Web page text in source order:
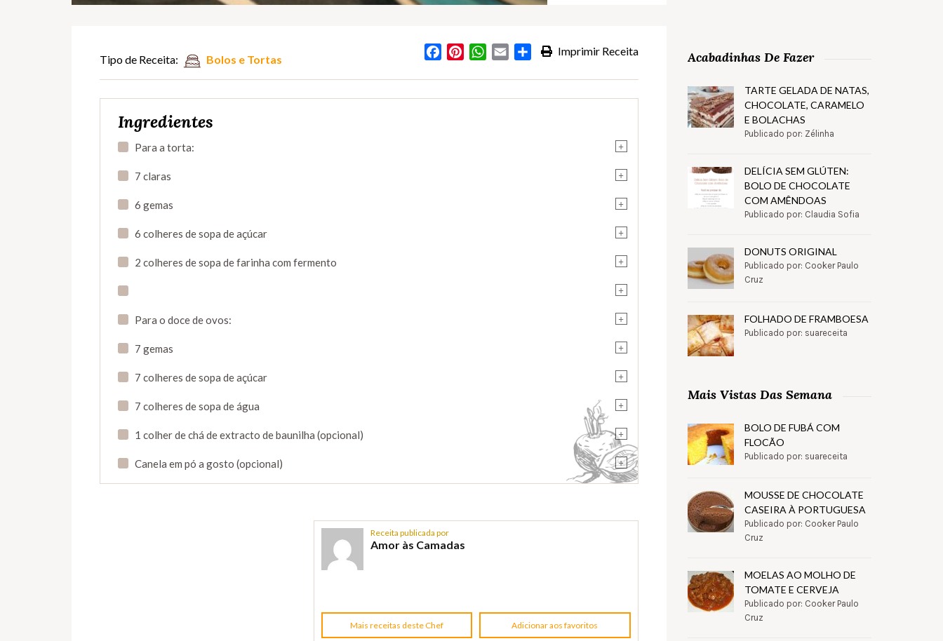
Imprimir Receita
FacebookPinterestWhatsApp
Email Partilhar
Tipo de Receita: Bolos e Tortas
Ingredientes
+
Para a torta:
+
7 claras
+
6 gemas
+
6 colheres de sopa de açúcar
+
2 colheres de sopa de farinha com fermento
+
+
Para o doce de ovos:
+
7 gemas
+
7 colheres de sopa de açúcar
+
7 colheres de sopa de água
+
1 colher de chá de extracto de baunilha (opcional)
+
Canela em pó a gosto (opcional)
Receita publicada por
Amor às Camadas
Mais receitas deste Chef Adicionar aos favoritos
Acabadinhas De Fazer
TARTE GELADA DE NATAS,
CHOCOLATE, CARAMELO
E BOLACHAS
Publicado por: Zélinha
DELÍCIA SEM GLÚTEN:
BOLO DE CHOCOLATE
COM AMÊNDOAS
Publicado por: Claudia Sofia
DONUTS ORIGINAL
Publicado por: Cooker Paulo
Cruz
FOLHADO DE FRAMBOESA
Publicado por: suareceita
Mais Vistas Das Semana
BOLO DE FUBÁ COM
FLOCÃO
Publicado por: suareceita
MOUSSE DE CHOCOLATE
CASEIRA À PORTUGUESA
Publicado por: Cooker Paulo
Cruz
MOELAS AO MOLHO DE
TOMATE E CERVEJA
Publicado por: Cooker Paulo
Cruz